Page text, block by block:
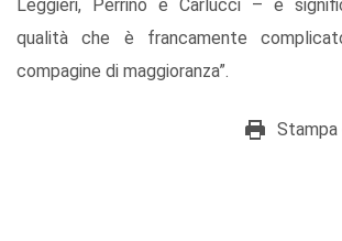
Leggieri, Perrino e Carlucci – è
qualità che è francamente
compagine di maggioranza”.